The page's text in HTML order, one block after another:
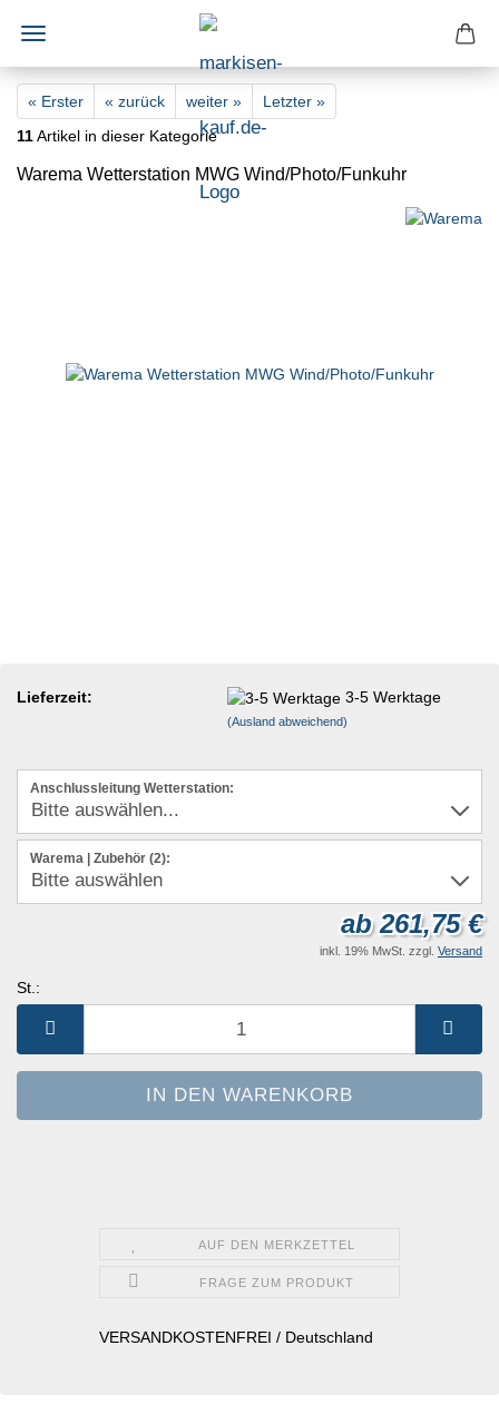
« Erster « zurück weiter »
Letzter »
11Artikel in dieser Kategorie
Warema Wetterstation MWG Wind/Photo/Funkuhr
Lieferzeit: 3-5 Werktage
(Ausland abweichend)
Anschlussleitung Wetterstation:
Warema | Zubehör (2):
ab 261,75 €
inkl. 19% MwSt. zzgl. Versand
St.:
AUF DEN MERKZETTEL
FRAGE ZUM PRODUKT
VERSANDKOSTENFREI / Deutschland